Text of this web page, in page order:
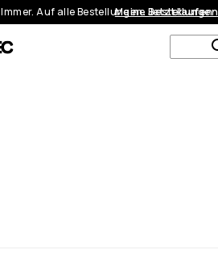
Immer. Auf alle Bestellungen. Jetzt kaufen
Meine Bestellungen